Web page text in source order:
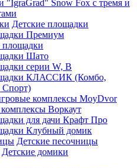
"IgraGrad" Snow Fox с тремя и
Детские площадки
Премиум
площадки
Шато
серии W, В
КЛАССИК (Комбо,
комплексы MoyDvor
Воркаут
для дачи Крафт Про
Клубный домик
Детские песочницы
Детские домики